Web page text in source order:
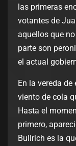
las primeras
votantes de
aquellos que
parte son
el actual
En la vereda
viento de cola
Hasta el
primero,
Bullrich es la